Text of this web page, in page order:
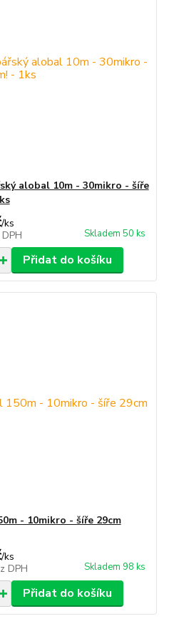
alobal 10m - 30mikro - šíře
/ks
Skladem 50 ks
Přidat do košíku
- 10mikro - šíře 29cm
/ks
DPH Skladem 98 ks
Přidat do košíku